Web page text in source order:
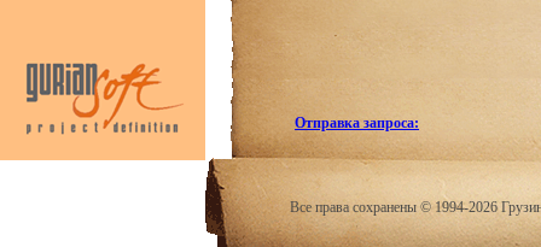
Отправка запроса:
Все права сохранены © 1994-2026